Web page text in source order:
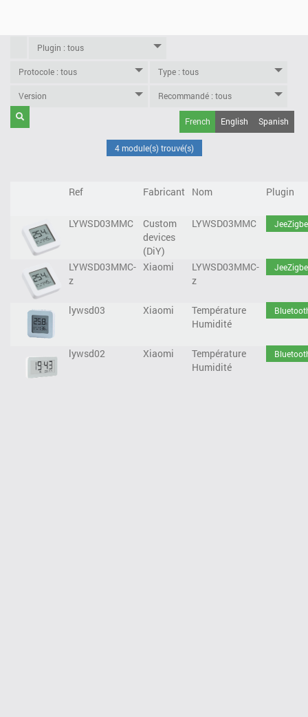
French English Spanish
4 module(s) trouvé(s)
Ref Fabricant Nom Plugin
LYWSD03MMC
Custom
devices
(DiY)
LYWSD03MMC
LYWSD03MMC-
z
Xiaomi
LYWSD03MMC-
z
lywsd03 Xiaomi
Température
Humidité
lywsd02 Xiaomi
Température
Humidité